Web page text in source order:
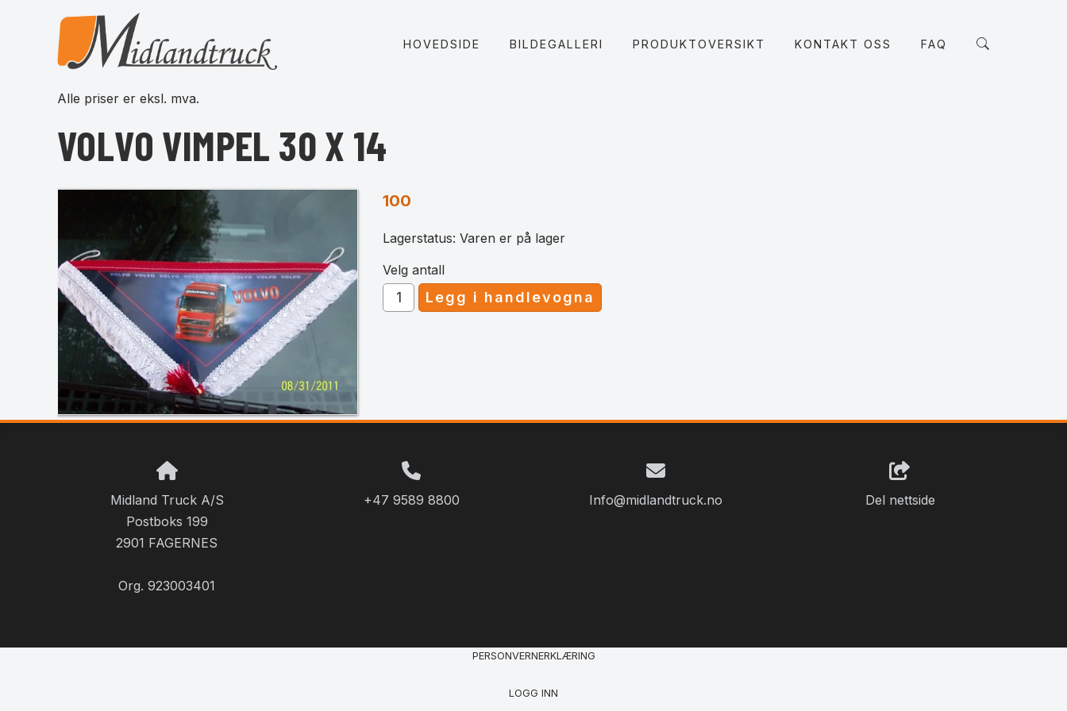
HOVEDSIDE BILDEGALLERI PRODUKTOVERSIKT KONTAKT OSS FAQ
Alle priser er eksl. mva.
VOLVO VIMPEL 30 X 14
100
Lagerstatus: Varen er på lager
Velg antall
Midland Truck A/S
Postboks 199
2901 FAGERNES
Org. 923003401
+47 9589 8800 Info@midlandtruck.no Del nettside
PERSONVERNERKLÆRING
LOGG INN